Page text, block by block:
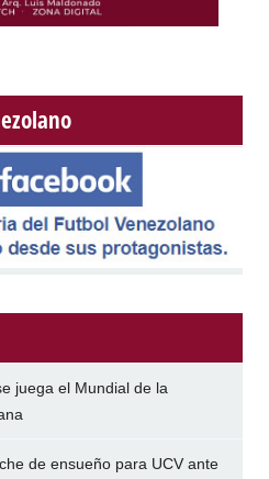
juega el Mundial de la
de ensueño para UCV ante